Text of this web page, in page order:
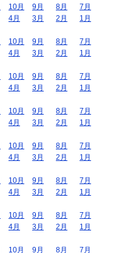
10月 9月 8月
7月
4月 3月 2月
1月
10月 9月 8月
7月
4月 3月 2月
1月
10月 9月 8月
7月
4月 3月 2月
1月
10月 9月 8月
7月
4月 3月 2月
1月
10月 9月 8月
7月
4月 3月 2月
1月
10月 9月 8月
7月
4月 3月 2月
1月
10月 9月 8月
7月
4月 3月 2月
1月
10月 9月 8月 7月